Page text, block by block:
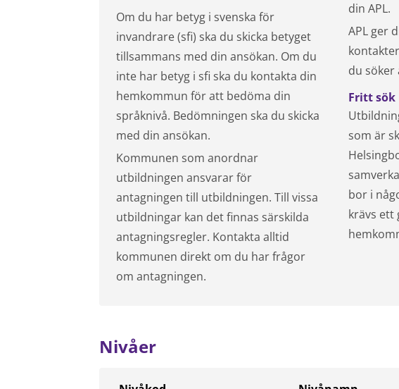
Om du har betyg i svenska för
invandrare (sfi) ska du skicka betyget
tillsammans med din ansökan. Om du
inte har betyg i sfi ska du kontakta din
hemkommun för att bedöma din
språknivå. Bedömningen ska du skicka
med din ansökan.
Kommunen som anordnar
utbildningen ansvarar för
antagningen till utbildningen. Till vissa
utbildningar kan det finnas särskilda
antagningsregler. Kontakta alltid
kommunen direkt om du har frågor
om antagningen.
din APL.
APL ger
du söker
Fritt sök
som är
bor i
krävs ett
Nivåer